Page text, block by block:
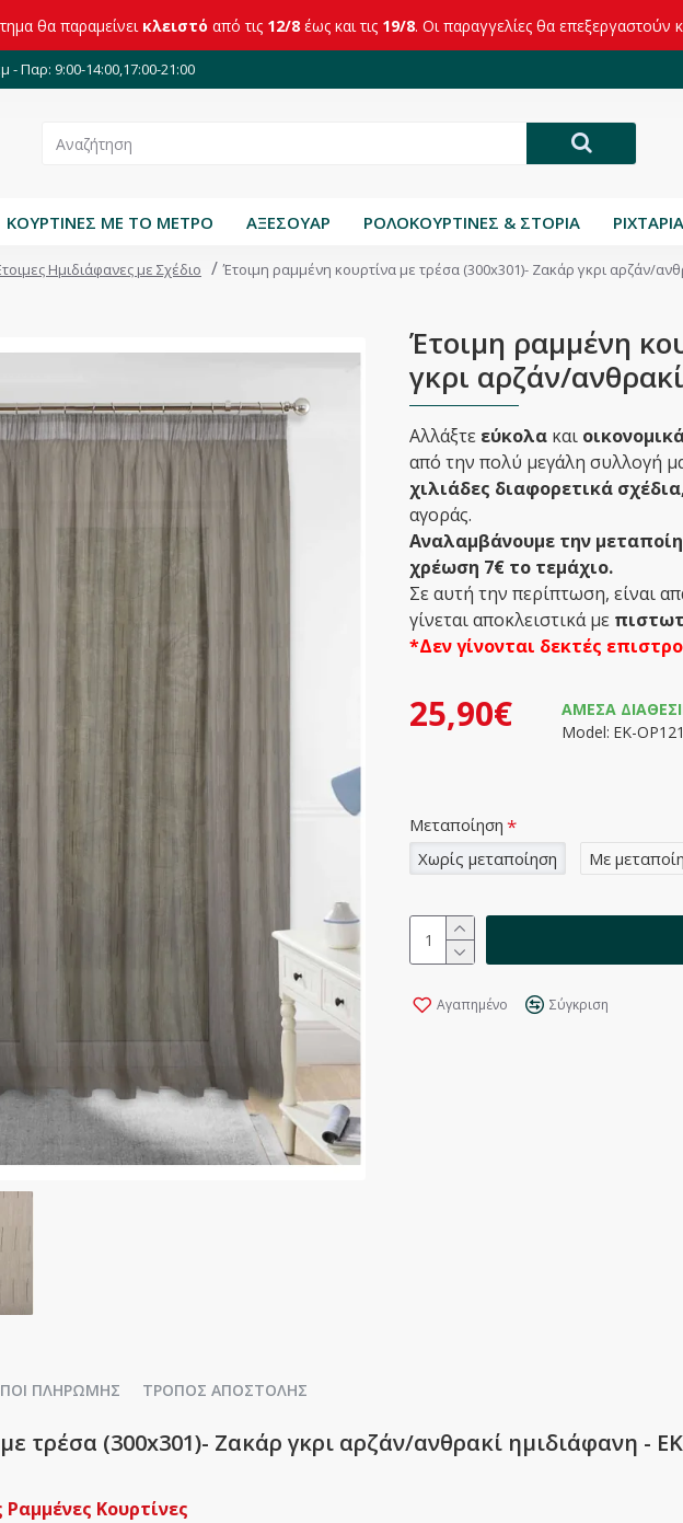
θα παραμείνει κλειστό από τις 12/8 έως και τις 19/8. Οι παραγγελίες θα επεξεργαστούν
- Παρ: 9:00-14:00,17:00-21:00
ΚΟΥΡΤΙΝΕΣ ΜΕ ΤΟ ΜΕΤΡΟ ΑΞΕΣΟΥΑΡ ΡΟΛΟΚΟΥΡΤΙΝΕΣ & ΣΤΟΡΙΑ ΡΙΧΤΑΡΙΑ
Ημιδιάφανες με Σχέδιο Έτοιμη ραμμένη κουρτίνα με τρέσα (300x301)- Ζακάρ γκρι αρζάν/
Έτοιμη ραμμένη
γκρι αρζάν/
Αλλάξτε εύκολα και
από την πολύ μεγάλη συλλογή
χιλιάδες διαφορετικά
αγοράς.
Αναλαμβάνουμε την
χρέωση 7€ το τεμάχιο.
Σε αυτή την περίπτωση, είναι
γίνεται αποκλειστικά με
*Δεν γίνονται δεκτές
25,90€
ΆΜΕΣΑ
Model: ΕΚ-ΟΡ121
Μεταποίηση
Χωρίς μεταποίηση
Με
Αγαπημένο Σύγκριση
ΠΛΗΡΩΜΉΣ ΤΡΌΠΟΣ ΑΠΟΣΤΟΛΉΣ
τρέσα (300x301)- Ζακάρ γκρι αρζάν/ανθρακί ημιδιάφανη -
Ραμμένες Κουρτίνες